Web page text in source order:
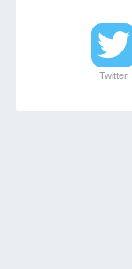
Twitter